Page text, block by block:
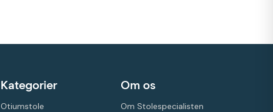
Kategorier
Otiumstole
Om os
Om Stolespecialisten